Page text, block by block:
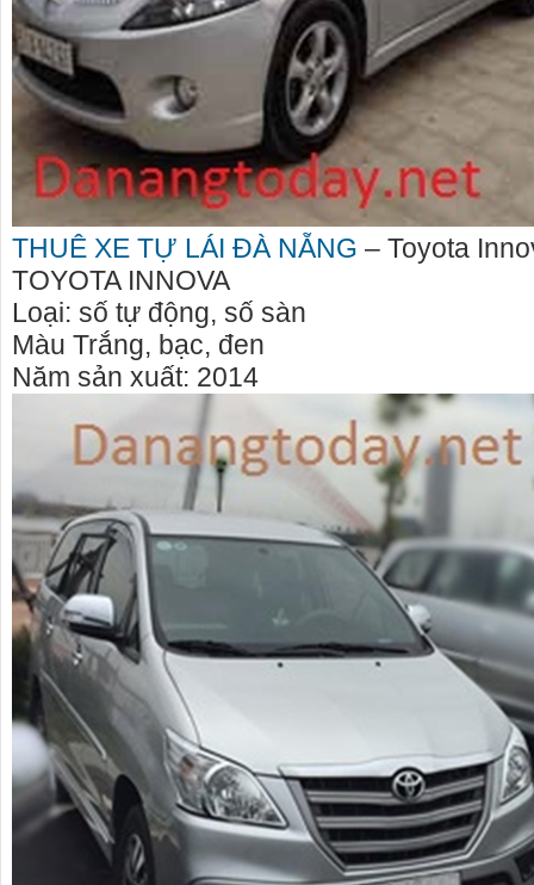
THUÊ XE TỰ LÁI ĐÀ NẴNG – Toyota
TOYOTA INNOVA
Loại: số tự động, số sàn
Màu Trắng, bạc, đen
Năm sản xuất: 2014